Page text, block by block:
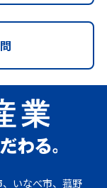
いなべ市、菰野